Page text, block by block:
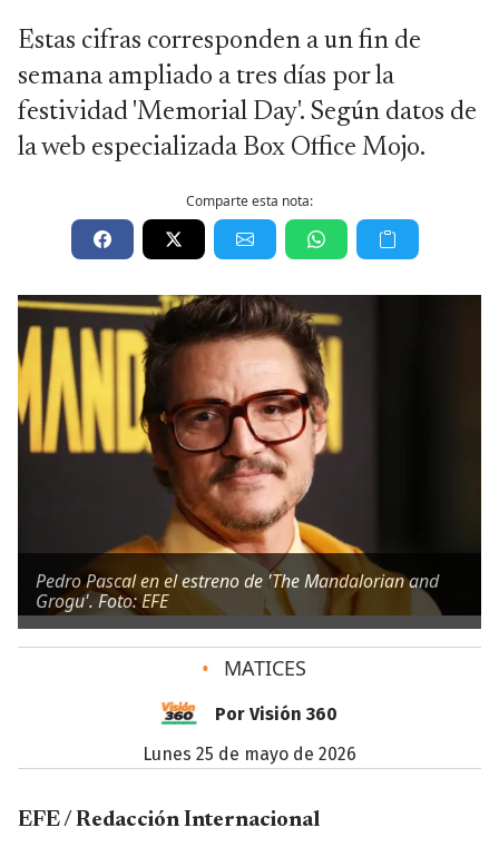
Estas cifras corresponden a un fin de
semana ampliado a tres días por la
festividad 'Memorial Day'. Según datos de
la web especializada Box Office Mojo.
Comparte esta nota:
Pedro Pascal en el estreno de 'The Mandalorian and
Grogu'. Foto: EFE
• MATICES
Por Visión 360
lunes 25 de mayo de 2026
EFE / Redacción Internacional